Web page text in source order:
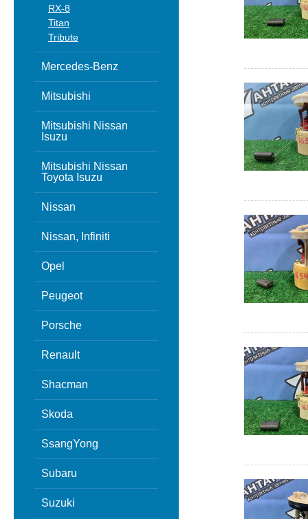
RX-8
Titan
Tribute
Mercedes-Benz
Mitsubishi
Mitsubishi Nissan
Isuzu
Mitsubishi Nissan
Toyota Isuzu
Nissan
Nissan, Infiniti
Opel
Peugeot
Porsche
Renault
Shacman
Skoda
SsangYong
Subaru
Suzuki